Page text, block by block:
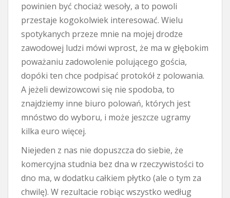
powinien być chociaż wesoły, a to powoli
przestaje kogokolwiek interesować. Wielu
spotykanych przeze mnie na mojej drodze
zawodowej ludzi mówi wprost, że ma w głębokim
poważaniu zadowolenie polującego gościa,
dopóki ten chce podpisać protokół z polowania.
A jeżeli dewizowcowi się nie spodoba, to
znajdziemy inne biuro polowań, których jest
mnóstwo do wyboru, i może jeszcze ugramy
kilka euro więcej.
Niejeden z nas nie dopuszcza do siebie, że
komercyjna studnia bez dna w rzeczywistości to
dno ma, w dodatku całkiem płytko (ale o tym za
chwilę). W rezultacie robiąc wszystko według